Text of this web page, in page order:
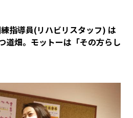
練指導員(リハビリスタッフ) は
道畑。モットーは「その方らし